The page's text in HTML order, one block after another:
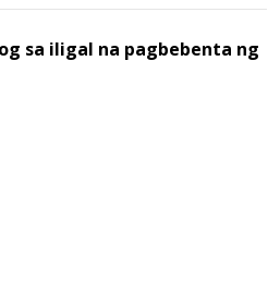
sa iligal na pagbebenta ng